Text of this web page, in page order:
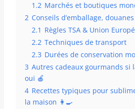
1.2 Marchés et boutiques
2 Conseils d’emballage,
2.1 Règles TSA & Union
2.2 Techniques de transport
2.3 Durées de conservation
3 Autres cadeaux gourmands si
oui 🍎
4 Recettes typiques pour
la maison 👩‍🍳